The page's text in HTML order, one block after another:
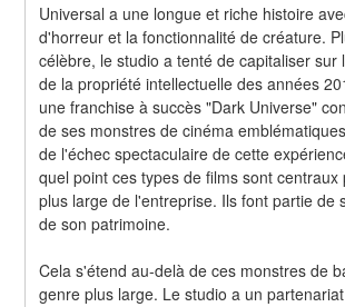
Universal a une longue et riche histoire
d'horreur et la fonctionnalité de créature.
célèbre, le studio a tenté de capitaliser sur
de la propriété intellectuelle des années
une franchise à succès "Dark Universe"
de ses monstres de cinéma
de l'échec spectaculaire de cette
quel point ces types de films sont centraux
plus large de l'entreprise. Ils font partie de
de son patrimoine.
Cela s'étend au-delà de ces monstres de
genre plus large. Le studio a un